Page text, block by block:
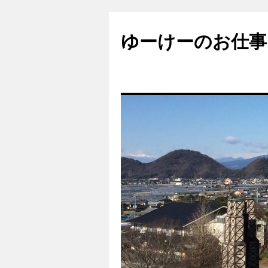
ゆーけーのお仕